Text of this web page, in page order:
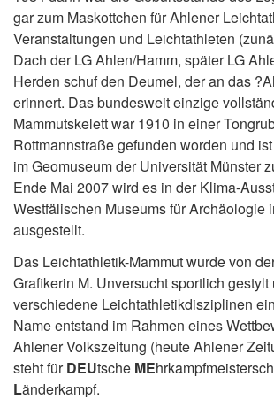
gar zum Maskottchen für Ahlener
Veranstaltungen und Leichtathleten
Dach der LG Ahlen/Hamm, später LG
Herden schuf den Deumel, der an das
erinnert. Das bundesweit einzige
Mammutskelett war 1910 in einer
Rottmannstraße gefunden worden und
im Geomuseum der Universität Münster
Ende Mai 2007 wird es in der Klima-
Westfälischen Museums für Archäologie
ausgestellt.
Das Leichtathletik-Mammut wurde von
Grafikerin M. Unversucht sportlich gestylt
verschiedene Leichtathletikdisziplinen
Name entstand im Rahmen eines
Ahlener Volkszeitung (heute Ahlener
steht fürDEUtsche ME
Länderkampf.